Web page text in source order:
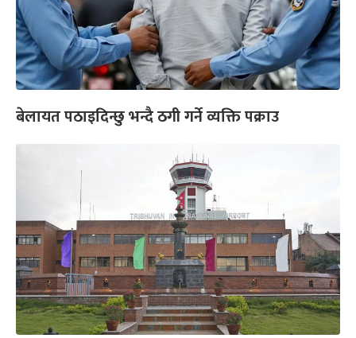
बेलायत पठाइदिन्छु भन्दै ठगी गर्ने व्यक्ति पक्राउ